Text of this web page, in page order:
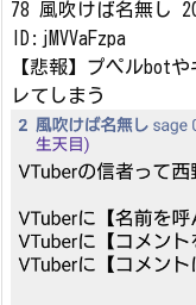
78 風吹けば名無し
ID:jMVVaFzpa
【悲報】プペルbot
レてしまう